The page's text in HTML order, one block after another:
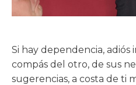
Si hay dependencia, adiós
compás del otro, de sus
sugerencias, a costa de ti